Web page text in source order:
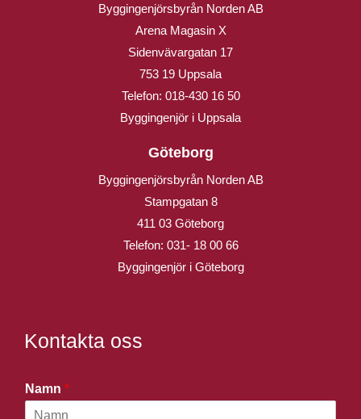
Byggingenjörsbyrån Norden AB
Arena Magasin X
Sidenvävargatan 17
753 19 Uppsala
Telefon: 018-430 16 50
Byggingenjör i Uppsala
Göteborg
Byggingenjörsbyrån Norden AB
Stampgatan 8
411 03 Göteborg
Telefon: 031- 18 00 66
Byggingenjör i Göteborg
Kontakta oss
Namn *